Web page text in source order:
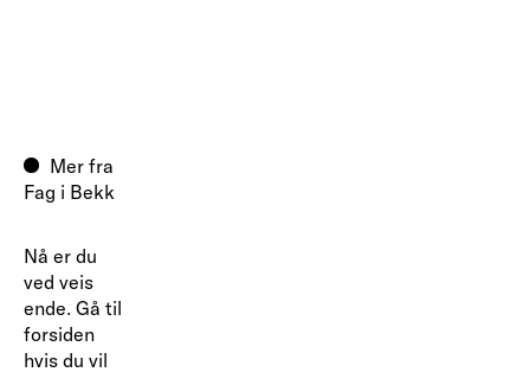
Mer fra
Fag i Bekk
Nå er du
ved veis
ende. Gå til
forsiden
hvis du vil